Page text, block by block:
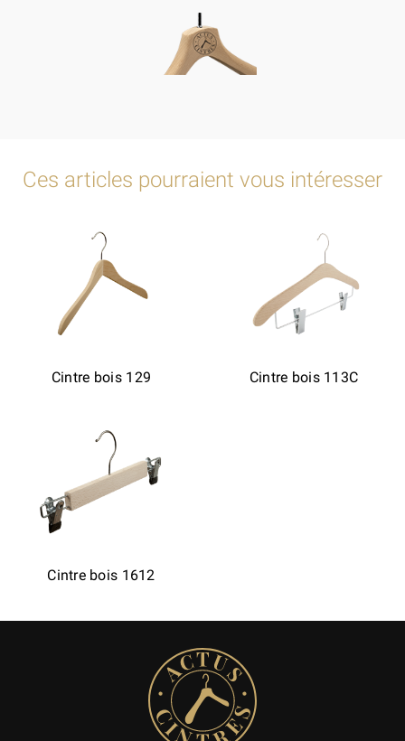
Ces articles pourraient vous intéresser
Cintre bois 129 Cintre bois 113C
Cintre bois 1612